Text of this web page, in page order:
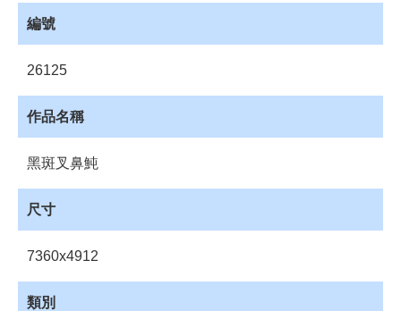
網
站
購
車
載
資
編號
26125
作品名稱
黑斑叉鼻魨
尺寸
7360x4912
類別